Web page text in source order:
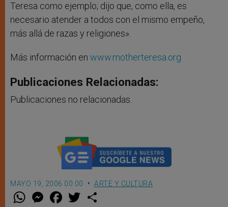
Teresa como ejemplo; dijo que, como ella, es
necesario atender a todos con el mismo empeño,
más allá de razas y religiones».
Más información en www.motherteresa.org
Publicaciones Relacionadas:
Publicaciones no relacionadas.
MAYO 19, 2006 00:00 ARTE Y CULTURA
W M
e
F
a w